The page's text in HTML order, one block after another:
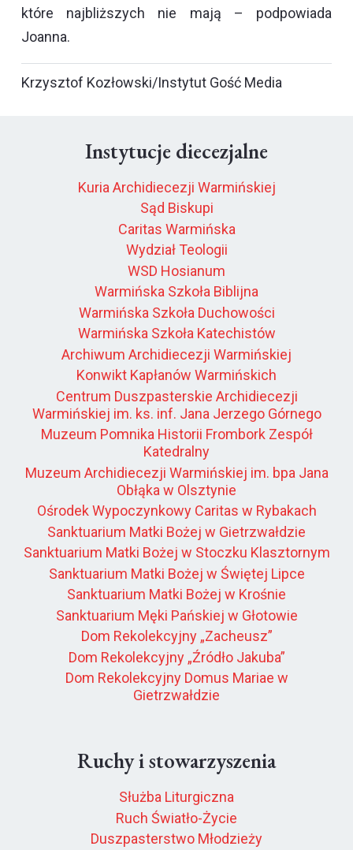
które najbliższych nie mają – podpowiada
Joanna.
Krzysztof Kozłowski/Instytut Gość Media
Instytucje diecezjalne
Kuria Archidiecezji Warmińskiej
Sąd Biskupi
Caritas Warmińska
Wydział Teologii
WSD Hosianum
Warmińska Szkoła Biblijna
Warmińska Szkoła Duchowości
Warmińska Szkoła Katechistów
Archiwum Archidiecezji Warmińskiej
Konwikt Kapłanów Warmińskich
Centrum Duszpasterskie Archidiecezji
Warmińskiej im. ks. inf. Jana Jerzego Górnego
Muzeum Pomnika Historii Frombork Zespół
Katedralny
Muzeum Archidiecezji Warmińskiej im. bpa Jana
Obłąka w Olsztynie
Ośrodek Wypoczynkowy Caritas w Rybakach
Sanktuarium Matki Bożej w Gietrzwałdzie
Sanktuarium Matki Bożej w Stoczku Klasztornym
Sanktuarium Matki Bożej w Świętej Lipce
Sanktuarium Matki Bożej w Krośnie
Sanktuarium Męki Pańskiej w Głotowie
Dom Rekolekcyjny „Zacheusz”
Dom Rekolekcyjny „Źródło Jakuba”
Dom Rekolekcyjny Domus Mariae w
Gietrzwałdzie
Ruchy i stowarzyszenia
Służba Liturgiczna
Ruch Światło-Życie
Duszpasterstwo Młodzieży